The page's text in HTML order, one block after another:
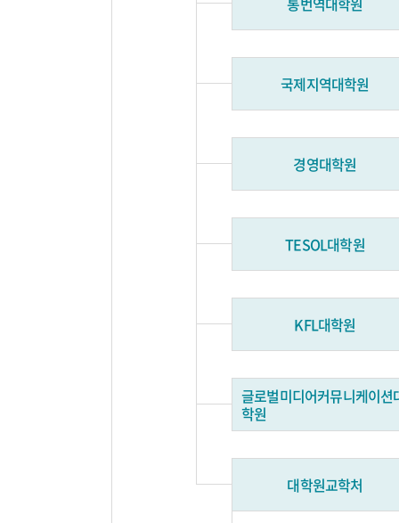
국제지역대학원
경영대학원
TESOL대학원
KFL대학원
글로벌미디어커뮤니케이션
학원
대학원교학처